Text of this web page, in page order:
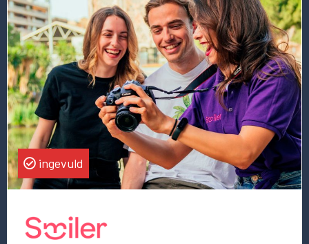
over
deze
vacature
CFOO
(Chief
Financial
&
Operations
Officer)
ingevuld